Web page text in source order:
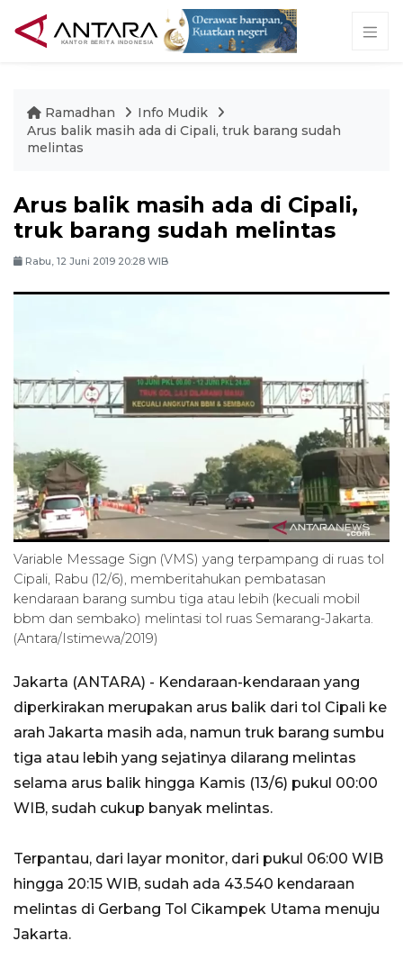
Ramadhan
Info Mudik
Arus balik masih ada di Cipali, truk barang sudah
melintas
Arus balik masih ada di Cipali,
truk barang sudah melintas
Rabu, 12 Juni 2019 20:28 WIB
Variable Message Sign (VMS) yang terpampang di ruas tol
Cipali, Rabu (12/6), memberitahukan pembatasan
kendaraan barang sumbu tiga atau lebih (kecuali mobil
bbm dan sembako) melintasi tol ruas Semarang-Jakarta.
(Antara/Istimewa/2019)
Jakarta (ANTARA) - Kendaraan-kendaraan yang
diperkirakan merupakan arus balik dari tol Cipali ke
arah Jakarta masih ada, namun truk barang sumbu
tiga atau lebih yang sejatinya dilarang melintas
selama arus balik hingga Kamis (13/6) pukul 00:00
WIB, sudah cukup banyak melintas.
Terpantau, dari layar monitor, dari pukul 06:00 WIB
hingga 20:15 WIB, sudah ada 43.540 kendaraan
melintas di Gerbang Tol Cikampek Utama menuju
Jakarta.